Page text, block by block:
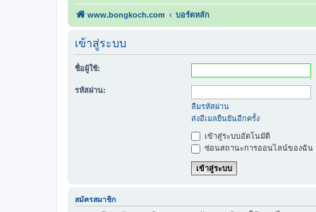
www.bongkoch.com บอร์ดหลัก
เข้าสู่ระบบ
ชื่อผู้ใช้:
รหัสผ่าน:
ลืมรหัสผ่าน
ส่งอีเมลยืนยันอีกครั้ง
เข้าสู่ระบบอัตโนมัติ
ซ่อนสถานะการออนไลน์ของฉัน
สมัครสมาชิก